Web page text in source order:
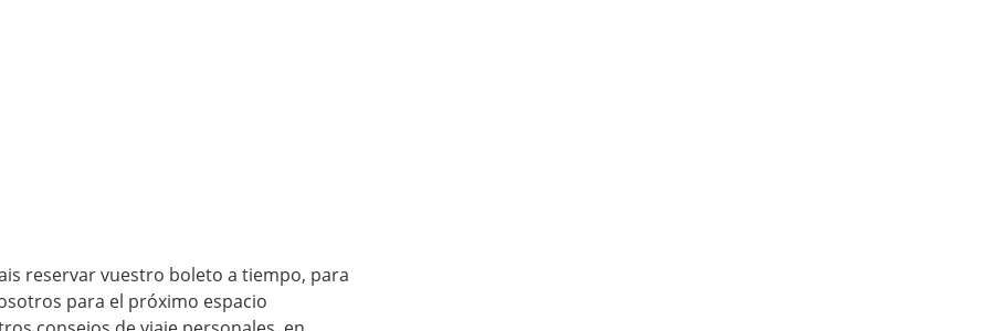
reservar vuestro boleto a tiempo, para
para el próximo espacio